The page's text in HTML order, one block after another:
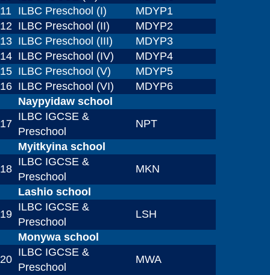
11
ILBC Preschool (I)
MDYP1
12 ILBC Preschool (II)
MDYP2
13 ILBC Preschool (III)
MDYP3
14 ILBC Preschool (IV)
MDYP4
15 ILBC Preschool (V)
MDYP5
16 ILBC Preschool (VI)
MDYP6
Naypyidaw school
17
ILBC IGCSE &
Preschool
NPT
Myitkyina school
18
ILBC IGCSE &
Preschool
MKN
Lashio school
19
ILBC IGCSE &
Preschool
LSH
Monywa school
20
ILBC IGCSE &
Preschool
MWA